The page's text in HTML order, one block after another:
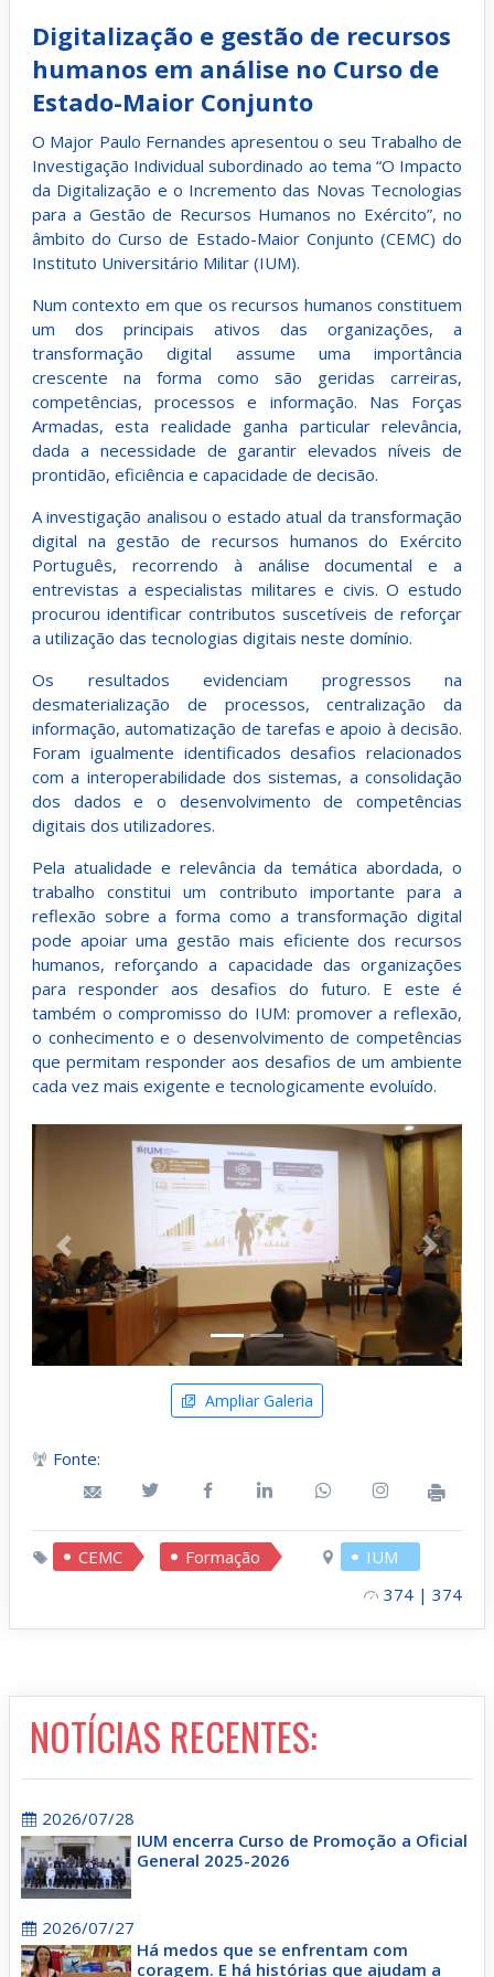
Digitalização e gestão de recursos
humanos em análise no Curso de
Estado-Maior Conjunto
O Major Paulo Fernandes apresentou o seu Trabalho de
Investigação Individual subordinado ao tema “O Impacto
da Digitalização e o Incremento das Novas Tecnologias
para a Gestão de Recursos Humanos no Exército”, no
âmbito do Curso de Estado-Maior Conjunto (CEMC) do
Instituto Universitário Militar (IUM).
Num contexto em que os recursos humanos constituem
um dos principais ativos das organizações, a
transformação digital assume uma importância
crescente na forma como são geridas carreiras,
competências, processos e informação. Nas Forças
Armadas, esta realidade ganha particular relevância,
dada a necessidade de garantir elevados níveis de
prontidão, eficiência e capacidade de decisão.
A investigação analisou o estado atual da transformação
digital na gestão de recursos humanos do Exército
Português, recorrendo à análise documental e a
entrevistas a especialistas militares e civis. O estudo
procurou identificar contributos suscetíveis de reforçar
a utilização das tecnologias digitais neste domínio.
Os resultados evidenciam progressos na
desmaterialização de processos, centralização da
informação, automatização de tarefas e apoio à decisão.
Foram igualmente identificados desafios relacionados
com a interoperabilidade dos sistemas, a consolidação
dos dados e o desenvolvimento de competências
digitais dos utilizadores.
Pela atualidade e relevância da temática abordada, o
trabalho constitui um contributo importante para a
reflexão sobre a forma como a transformação digital
pode apoiar uma gestão mais eficiente dos recursos
humanos, reforçando a capacidade das organizações
para responder aos desafios do futuro. E este é
também o compromisso do IUM: promover a reflexão,
o conhecimento e o desenvolvimento de competências
que permitam responder aos desafios de um ambiente
cada vez mais exigente e tecnologicamente evoluído.
Anterior Próximo
Ampliar Galeria
Fonte:
CEMC Formação
IUM
374 | 374
NOTÍCIAS RECENTES:
2026/07/28
IUM encerra Curso de Promoção a Oficial
General 2025-2026
2026/07/27
Há medos que se enfrentam com
coragem. E há histórias que ajudam a